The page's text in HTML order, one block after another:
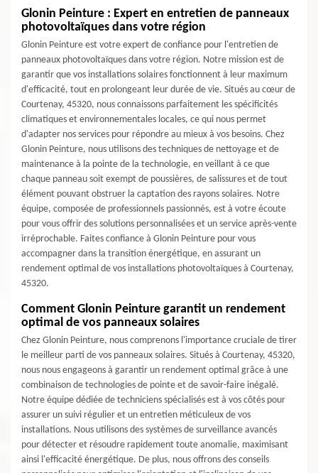
Glonin Peinture : Expert en entretien de panneaux
photovoltaïques dans votre région
Glonin Peinture est votre expert de confiance pour l'entretien de
panneaux photovoltaïques dans votre région. Notre mission est de
garantir que vos installations solaires fonctionnent à leur maximum
d'efficacité, tout en prolongeant leur durée de vie. Situés au cœur de
Courtenay, 45320, nous connaissons parfaitement les spécificités
climatiques et environnementales locales, ce qui nous permet
d'adapter nos services pour répondre au mieux à vos besoins. Chez
Glonin Peinture, nous utilisons des techniques de nettoyage et de
maintenance à la pointe de la technologie, en veillant à ce que
chaque panneau soit exempt de poussières, de salissures et de tout
élément pouvant obstruer la captation des rayons solaires. Notre
équipe, composée de professionnels passionnés, est à votre écoute
pour vous offrir des solutions personnalisées et un service après-vente
irréprochable. Faites confiance à Glonin Peinture pour vous
accompagner dans la transition énergétique, en assurant un
rendement optimal de vos installations photovoltaïques à Courtenay,
45320.
Comment Glonin Peinture garantit un rendement
optimal de vos panneaux solaires
Chez Glonin Peinture, nous comprenons l'importance cruciale de tirer
le meilleur parti de vos panneaux solaires. Situés à Courtenay, 45320,
nous nous engageons à garantir un rendement optimal grâce à une
combinaison de technologies de pointe et de savoir-faire inégalé.
Notre équipe dédiée de techniciens spécialisés est à vos côtés pour
assurer un suivi régulier et un entretien méticuleux de vos
installations. Nous utilisons des systèmes de surveillance avancés
pour détecter et résoudre rapidement toute anomalie, maximisant
ainsi l'efficacité énergétique. De plus, nous offrons des conseils